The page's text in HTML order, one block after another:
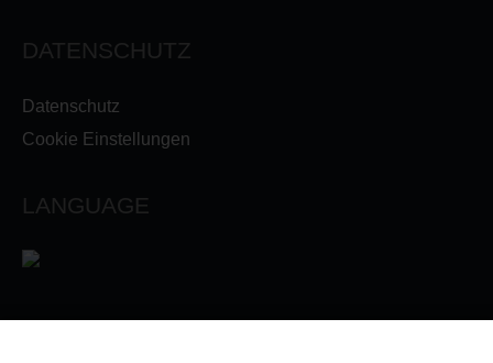
DATENSCHUTZ
Datenschutz
Cookie Einstellungen
LANGUAGE